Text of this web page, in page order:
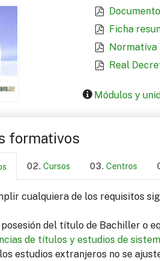
Ficha
Normativa
Real
Módulos y
formativos
Cursos Centros
cualquiera de los requisitos
posesión del título de Bachiller o
de títulos y estudios de
estudios extranjeros no se